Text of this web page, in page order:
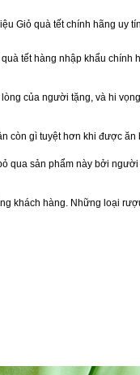
Giỏ quà tết chính hãng uy
tết hàng nhập khẩu
của người tặng, và hi
còn gì tuyệt hơn khi được
qua sản phẩm này bởi
khách hàng. Những loại